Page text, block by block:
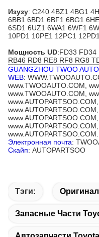
Изузу: C240 4BZ1 4BG1
6BB1 6BD1 6BF1 6BG1
6SD1 6UZ1 6WA1 6WF1
10PD1 10PE1 12PC1
Мощность UD:FD33 FD34
RB46 RD8 RE8 RF8 RG8
GUANGZHOU TWOO
WEB:
www.TWOOAUTO.COM,
www.TWOOAUTO.COM,
www.AUTOPARTSOO.COM.
Электронная почта:
Скайп: AUTOPARTSOO
Тэги:
Запасные Части